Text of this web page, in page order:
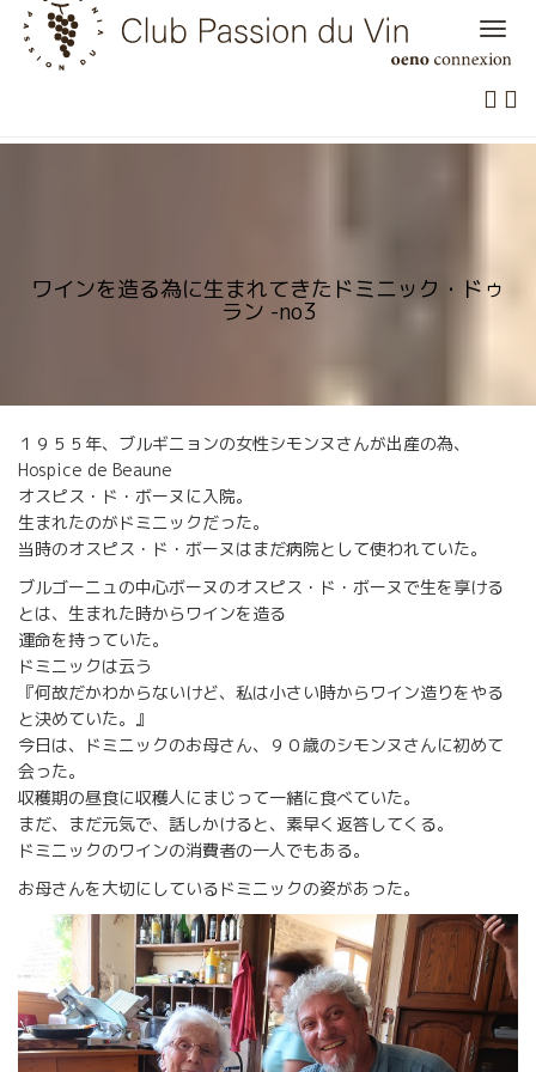
Skip
content
ワインを造る為に生まれてきたドミニック・ドゥ
ラン -no3
１９５５年、ブルギニョンの女性シモンヌさんが出産の為、
Hospice de Beaune
オスピス・ド・ボーヌに入院。
生まれたのがドミニックだった。
当時のオスピス・ド・ボーヌはまだ病院として使われていた。
ブルゴーニュの中心ボーヌのオスピス・ド・ボーヌで生を享ける
とは、生まれた時からワインを造る
運命を持っていた。
ドミニックは云う
『何故だかわからないけど、私は小さい時からワイン造りをやる
と決めていた。』
今日は、ドミニックのお母さん、９０歳のシモンヌさんに初めて
会った。
収穫期の昼食に収穫人にまじって一緒に食べていた。
まだ、まだ元気で、話しかけると、素早く返答してくる。
ドミニックのワインの消費者の一人でもある。
お母さんを大切にしているドミニックの姿があった。